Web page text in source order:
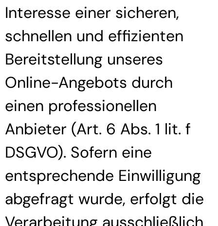
Interesse einer sicheren,
schnellen und effizienten
Bereitstellung unseres
Online-Angebots durch
einen professionellen
Anbieter (Art. 6 Abs. 1 lit. f
DSGVO). Sofern eine
entsprechende Einwilligung
abgefragt wurde, erfolgt die